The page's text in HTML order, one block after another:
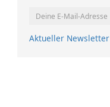
Aktueller Newsletter